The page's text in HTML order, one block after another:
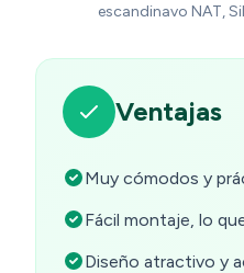
escandinavo NAT,
Ventajas
Muy cómodos y
Fácil montaje, lo
Diseño atractivo y